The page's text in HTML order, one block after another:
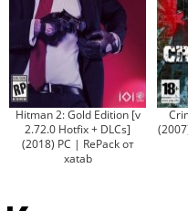
Hitman 2: Gold Edition [v
2.72.0 Hotfix + DLCs]
(2018) PC | RePack от
xatab